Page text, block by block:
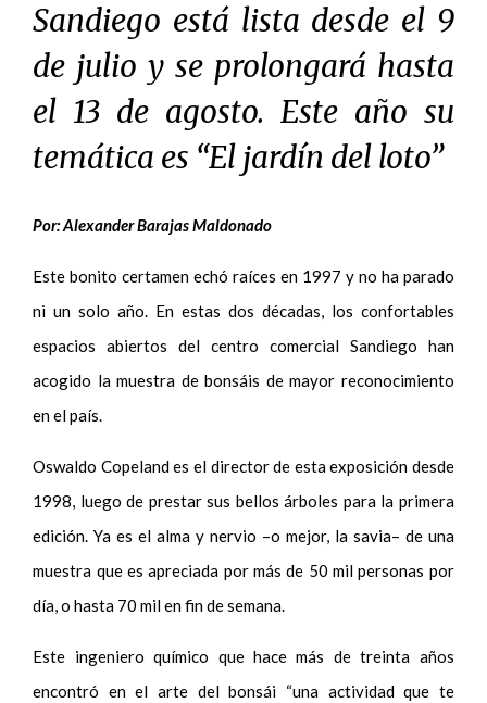
Sandiego está lista desde el 9
de julio y se prolongará hasta
el 13 de agosto. Este año su
temática es “El jardín del loto”
Por: Alexander Barajas Maldonado
Este bonito certamen echó raíces en 1997 y no ha parado
ni un solo año. En estas dos décadas, los confortables
espacios abiertos del centro comercial Sandiego han
acogido la muestra de bonsáis de mayor reconocimiento
en el país.
Oswaldo Copeland es el director de esta exposición desde
1998, luego de prestar sus bellos árboles para la primera
edición. Ya es el alma y nervio –o mejor, la savia– de una
muestra que es apreciada por más de 50 mil personas por
día, o hasta 70 mil en fin de semana.
Este ingeniero químico que hace más de treinta años
encontró en el arte del bonsái “una actividad que te